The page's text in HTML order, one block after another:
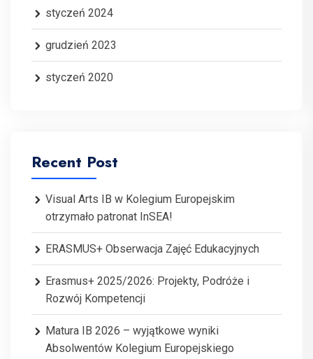
styczeń 2024
grudzień 2023
styczeń 2020
Recent Post
Visual Arts IB w Kolegium Europejskim
otrzymało patronat InSEA!
ERASMUS+ Obserwacja Zajęć Edukacyjnych
Erasmus+ 2025/2026: Projekty, Podróże i
Rozwój Kompetencji
Matura IB 2026 – wyjątkowe wyniki
Absolwentów Kolegium Europejskiego